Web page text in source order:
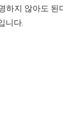
하지 않아도
니다.